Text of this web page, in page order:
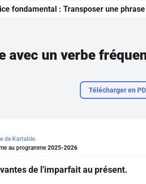
fondamental : Transposer une
Télécharger en
de Kartable.
au programme 2025-2026
de l'imparfait au présent.